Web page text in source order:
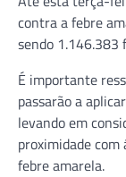
contra a febre
sendo 1.146.383
É importante
passarão a
levando em
proximidade
febre amarela.